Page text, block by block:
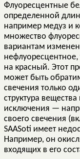
Флуоресцентные
определенной
например медуз и
множество
вариантам
нефлуоресцентное,
на красный. Этот
может быть
свечения только
структура
исключения —
своего свечения
SAASoti имеет
Например, он
входящих в его